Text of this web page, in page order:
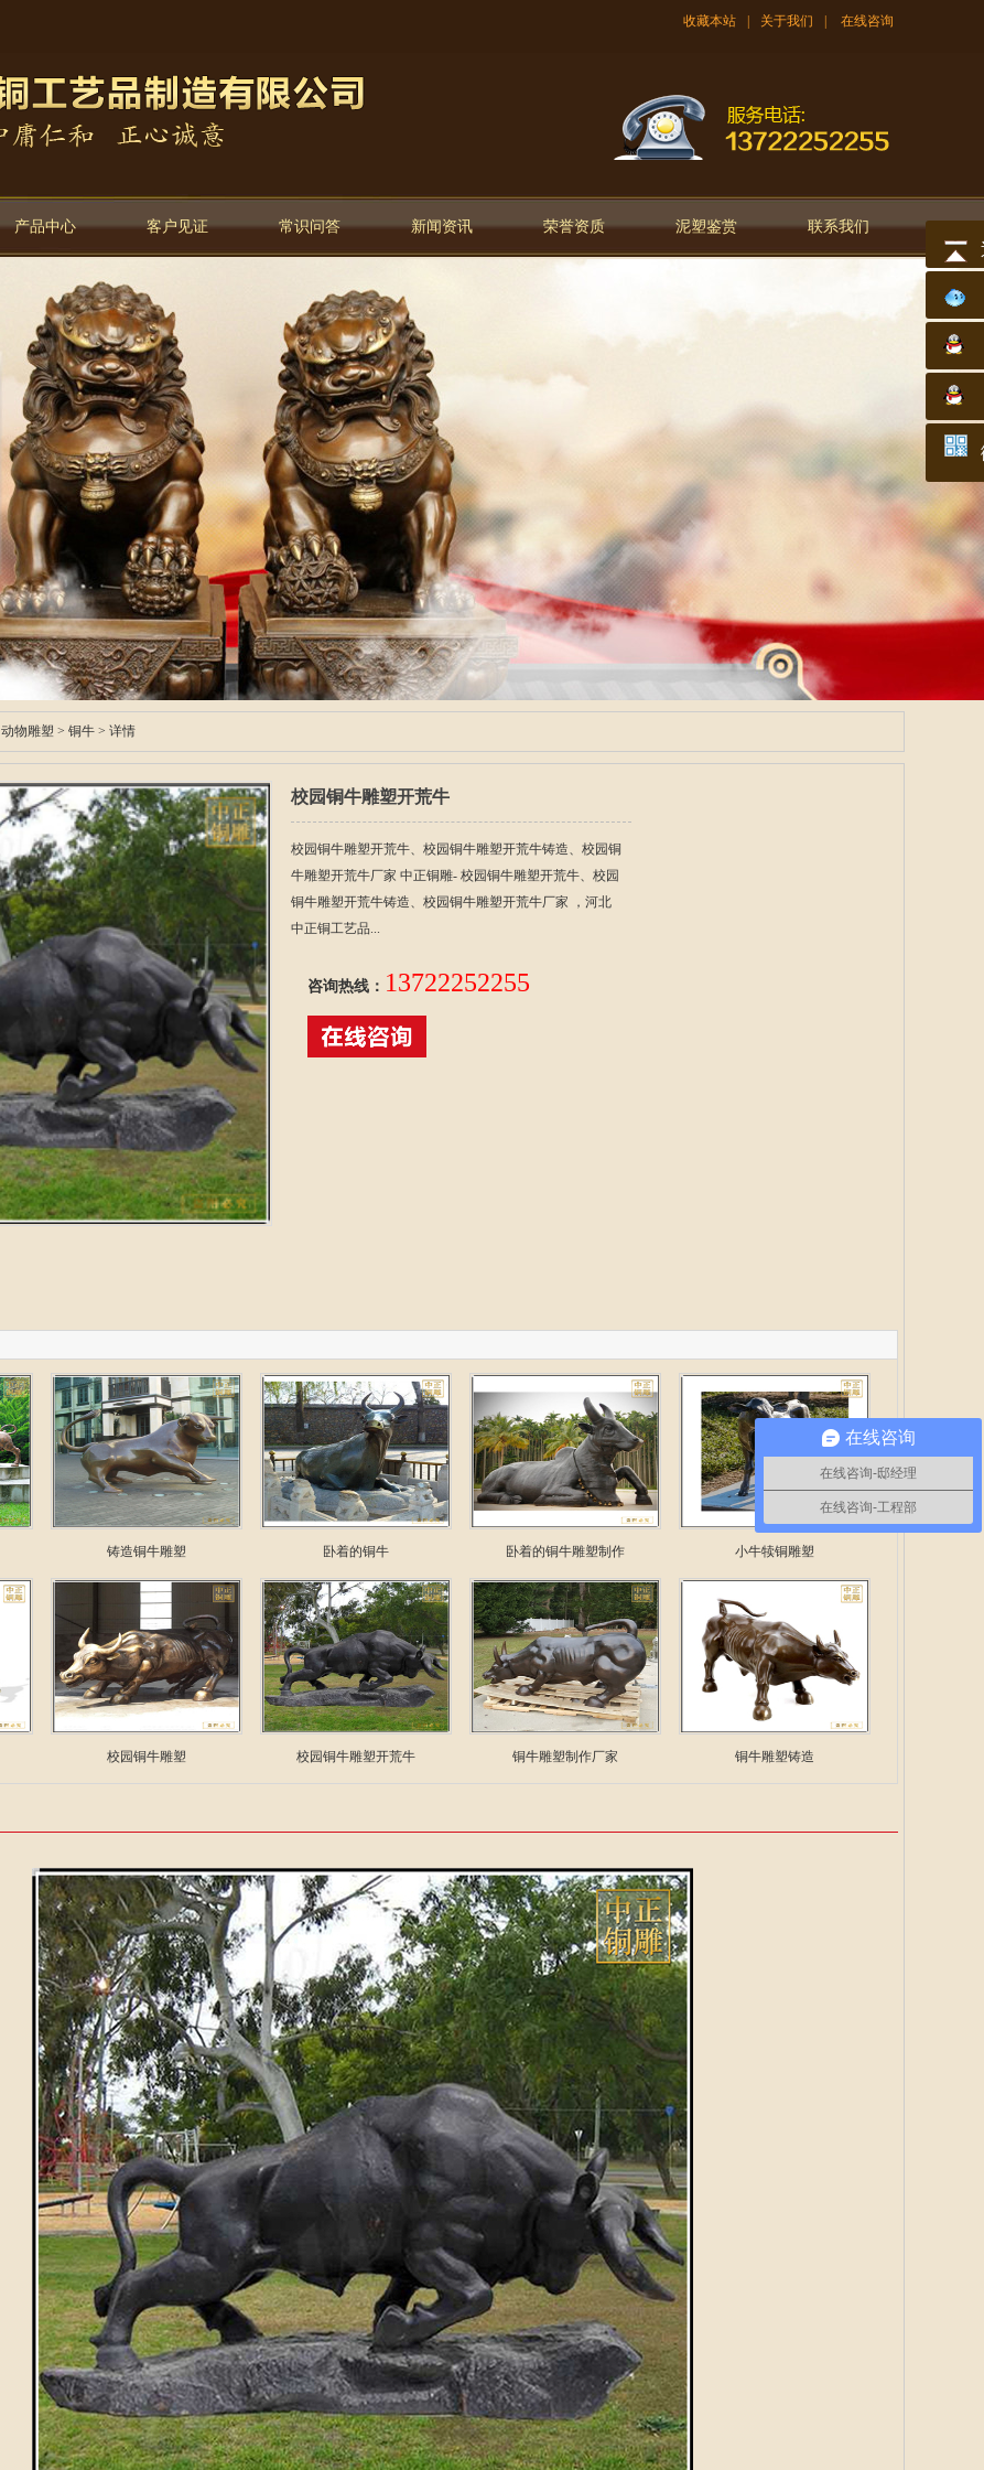
收藏本站 关于我们 在线咨询
产品中心 客户见证 常识问答 新闻资讯 荣誉资质 泥塑鉴赏 联系我们
动物雕塑 > 铜牛 > 详情
校园铜牛雕塑开荒牛
校园铜牛雕塑开荒牛、校园铜牛雕塑开荒牛铸造、校园铜
牛雕塑开荒牛厂家 中正铜雕- 校园铜牛雕塑开荒牛、校园
铜牛雕塑开荒牛铸造、校园铜牛雕塑开荒牛厂家 ，河北
中正铜工艺品...
咨询热线： 13722252255
铸造铜牛雕塑 卧着的铜牛 卧着的铜牛雕塑制作 小牛犊铜雕塑
校园铜牛雕塑 校园铜牛雕塑开荒牛 铜牛雕塑制作厂家 铜牛雕塑铸造
在线咨询
在线咨询-邸经理
在线咨询-工程部